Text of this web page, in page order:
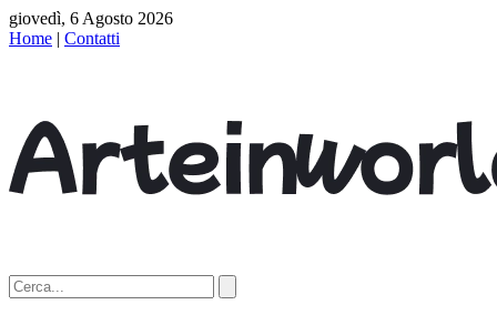
giovedì, 6 Agosto 2026
Home | Contatti